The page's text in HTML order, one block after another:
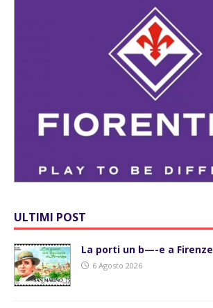
ULTIMI POST
La porti un b—-e a Firenze
6 Agosto 2026